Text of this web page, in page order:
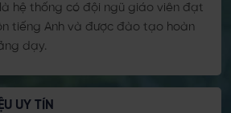
hệ thống có đội ngũ giáo viên đạt
tiếng Anh và được đào tạo hoàn
dạy.
UY TÍN